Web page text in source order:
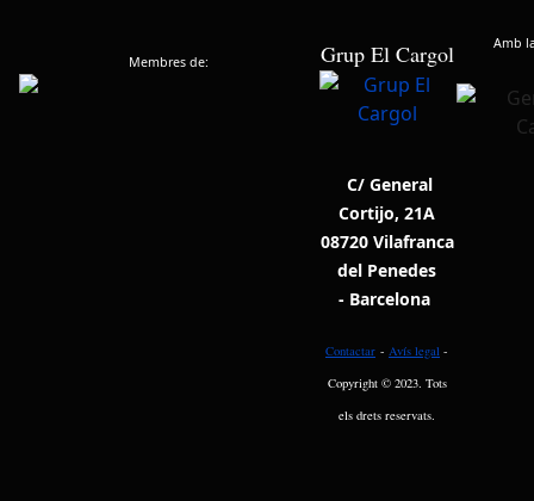
Membres de: Grup El Cargol Amb
C/ General
Cortijo, 21A
08720 Vilafranca
del Penedes
- Barcelona
Contactar - Avís legal -
Copyright © 2023. Tots
els drets reservats.